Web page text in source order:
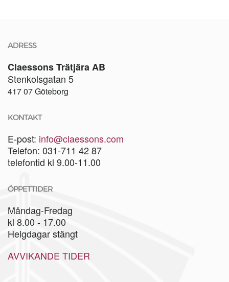
ADRESS
Claessons Trätjära AB
Stenkolsgatan 5
417 07 Göteborg
KONTAKT
E-post: info@claessons.com
Telefon: 031-711 42 87
telefontid kl 9.00-11.00
ÖPPETTIDER
Måndag-Fredag
kl 8.00 - 17.00
Helgdagar stängt
AVVIKANDE TIDER